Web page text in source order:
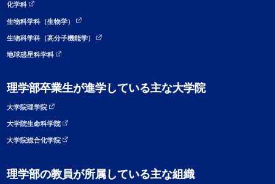
化学科
生物科学科（生物学）
生物科学科（高分子機能学）
地球惑星科学科
理学部卒業生が進学している主な大学院
大学院理学院
大学院生命科学院
大学院総合化学院
理学部の教員が所属している主な組織